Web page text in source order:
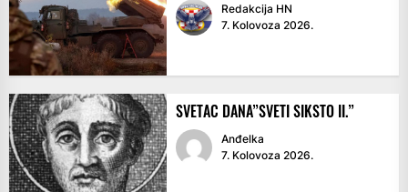
Redakcija HN
7. Kolovoza 2026.
SVETAC DANA”SVETI SIKSTO II.”
Anđelka
7. Kolovoza 2026.